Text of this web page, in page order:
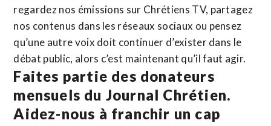
regardez nos émissions sur Chrétiens TV, partagez
nos contenus dans les réseaux sociaux ou pensez
qu’une autre voix doit continuer d’exister dans le
débat public, alors c’est maintenant qu’il faut agir.
Faites partie des donateurs
mensuels du Journal Chrétien.
Aidez-nous à franchir un cap